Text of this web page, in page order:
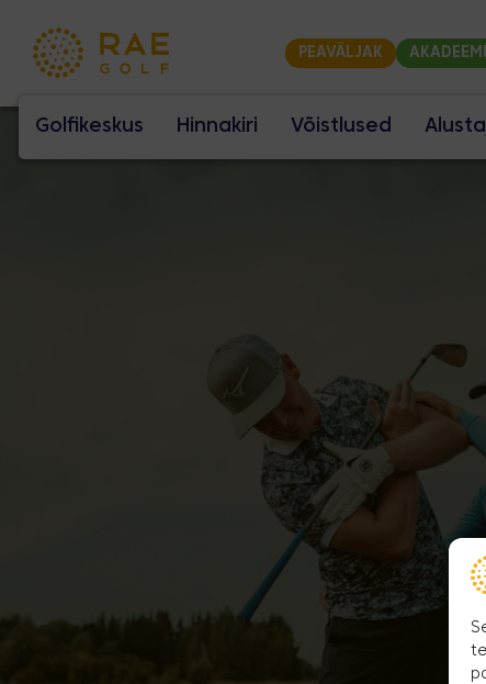
PEAVÄLJAK
Golfikeskus Hinnakiri Võistlused